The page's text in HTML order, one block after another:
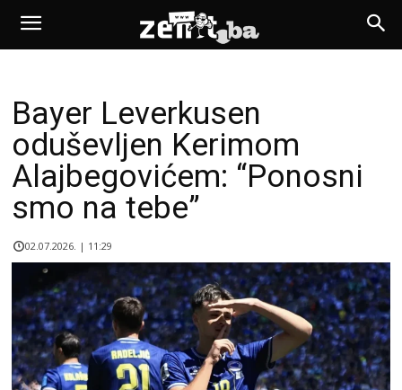
Bayer Leverkusen
oduševljen Kerimom
Alajbegovićem: “Ponosni
smo na tebe”
02.07.2026. | 11:29